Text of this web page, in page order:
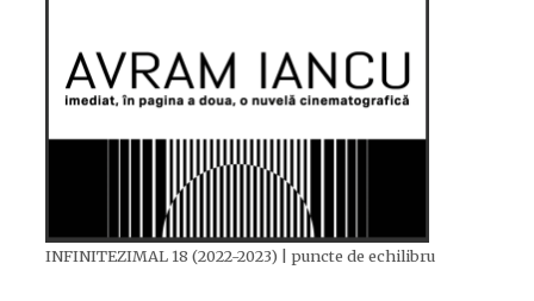
INFINITEZIMAL 18 (2022-2023) | puncte de echilibru